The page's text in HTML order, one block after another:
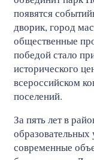
появятся
дворик, город
общественные
победой стало
исторического
всероссийском
поселений.
За пять лет в
современные